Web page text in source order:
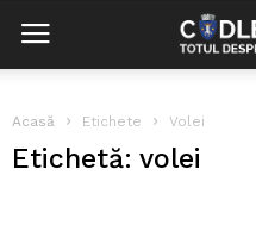
Acasă Etichete Volei
Etichetă: volei